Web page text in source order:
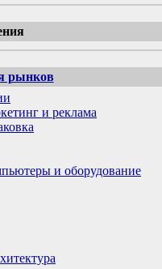
рынков
и реклама
и оборудование